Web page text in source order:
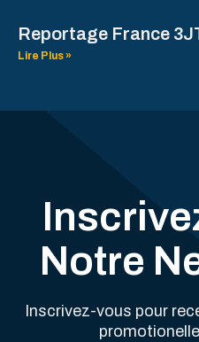
Reportage France
Lire Plus »
Notre
Inscrivez-vous pour